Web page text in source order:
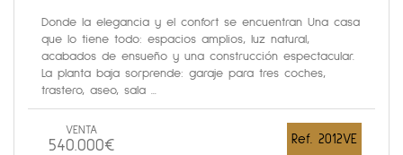
Donde la elegancia y el confort se encuentran Una casa
que lo tiene todo: espacios amplios, luz natural,
acabados de ensueño y una construcción espectacular.
La planta baja sorprende: garaje para tres coches,
trastero, aseo, sala ...
VENTA
540.000€ Ref. 2012VE